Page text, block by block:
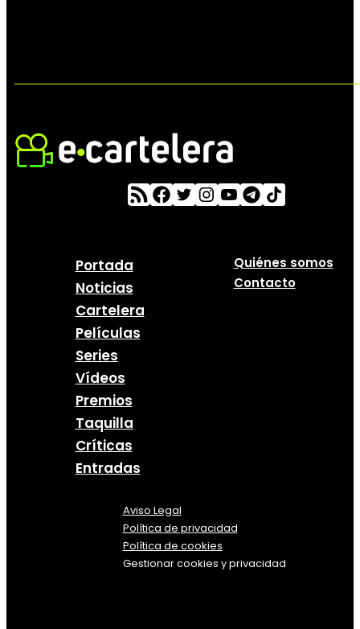
Portada
Noticias
Cartelera
Películas
Series
Vídeos
Premios
Taquilla
Críticas
Entradas
Quiénes somos
Contacto
Aviso Legal
Política de privacidad
Política de cookies
Gestionar cookies y privacidad